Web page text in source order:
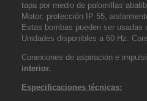
tapa por medio de palomillas
Motor: protección IP 55,
Estas bombas pueden ser usadas
Unidades disponibles a 60 Hz.
Conexiones de aspiración e
interior.
Especificaciones técnicas: